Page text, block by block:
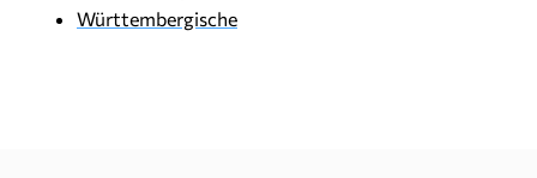
Württembergische